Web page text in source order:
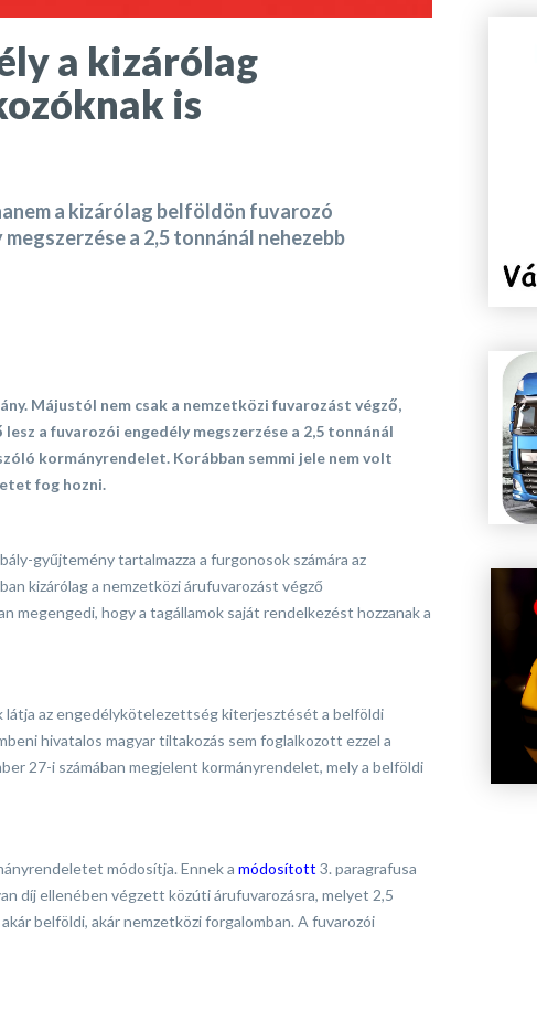
a kizárólag
is
a kizárólag belföldön fuvarozó
a 2,5 tonnánál nehezebb
Májustól nem csak a nemzetközi fuvarozást végző,
a fuvarozói engedély megszerzése a 2,5 tonnánál
kormányrendelet. Korábban semmi jele nem volt
fog hozni.
gyűjtemény tartalmazza a furgonosok számára az
kizárólag a nemzetközi árufuvarozást végző
megengedi, hogy a tagállamok saját rendelkezést hozzanak a
látja az engedélykötelezettség kiterjesztését a belföldi
hivatalos magyar tiltakozás sem foglalkozott ezzel a
27-i számában megjelent kormányrendelet, mely a belföldi
módosítja. Ennek a módosított 3. paragrafusa
díj ellenében végzett közúti árufuvarozásra, melyet 2,5
belföldi, akár nemzetközi forgalomban. A fuvarozói